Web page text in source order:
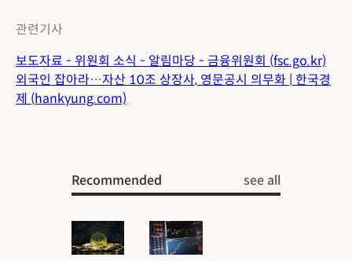
관련기사
보도자료 - 위원회 소식 - 알림마당 - 금융위원회 (fsc.go.kr)
외국인 잡아라…자산 10조 상장사, 영문공시 의무화 | 한국경
제 (hankyung.com)
Recommended see all